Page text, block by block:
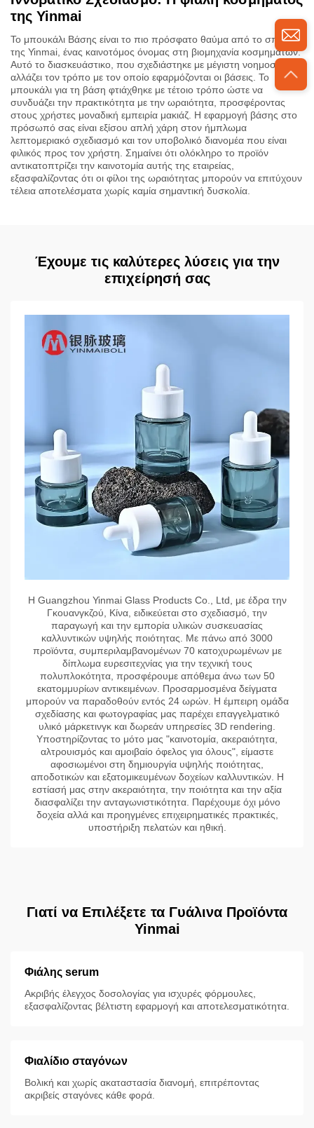
της Yinmai
Το μπουκάλι Βάσης είναι το πιο πρόσφατο θαύμα από το σπίτι
της Yinmai, ένας καινοτόμος όνομας στη βιομηχανία κοσμημάτων.
Αυτό το διασκευάστικο, που σχεδιάστηκε με μέγιστη νοημοσύνη,
αλλάζει τον τρόπο με τον οποίο εφαρμόζονται οι βάσεις. Το
μπουκάλι για τη βάση φτιάχθηκε με τέτοιο τρόπο ώστε να
συνδυάζει την πρακτικότητα με την ωραιότητα, προσφέροντας
στους χρήστες μοναδική εμπειρία μακιάζ. Η εφαρμογή βάσης στο
πρόσωπό σας είναι εξίσου απλή χάρη στον ήμπλωμα
λεπτομεριακό σχεδιασμό και τον υποβολικό διανομέα που είναι
φιλικός προς τον χρήστη. Σημαίνει ότι ολόκληρο το προϊόν
αντικατοπτρίζει την καινοτομία αυτής της εταιρείας,
εξασφαλίζοντας ότι οι φίλοι της ωραιότητας μπορούν να επιτύχουν
τέλεια αποτελέσματα χωρίς καμία σημαντική δυσκολία.
Έχουμε τις καλύτερες λύσεις για την
επιχείρησή σας
Η Guangzhou Yinmai Glass Products Co., Ltd, με έδρα την
Γκουανγκζού, Κίνα, ειδικεύεται στο σχεδιασμό, την
παραγωγή και την εμπορία υλικών συσκευασίας
καλλυντικών υψηλής ποιότητας. Με πάνω από 3000
προϊόντα, συμπεριλαμβανομένων 70 κατοχυρωμένων με
δίπλωμα ευρεσιτεχνίας για την τεχνική τους
πολυπλοκότητα, προσφέρουμε απόθεμα άνω των 50
εκατομμυρίων αντικειμένων. Προσαρμοσμένα δείγματα
μπορούν να παραδοθούν εντός 24 ωρών. Η έμπειρη ομάδα
σχεδίασης και φωτογραφίας μας παρέχει επαγγελματικό
υλικό μάρκετινγκ και δωρεάν υπηρεσίες 3D rendering.
Υποστηρίζοντας το μότο μας "καινοτομία, ακεραιότητα,
αλτρουισμός και αμοιβαίο όφελος για όλους", είμαστε
αφοσιωμένοι στη δημιουργία υψηλής ποιότητας,
αποδοτικών και εξατομικευμένων δοχείων καλλυντικών. Η
εστίασή μας στην ακεραιότητα, την ποιότητα και την αξία
διασφαλίζει την ανταγωνιστικότητα. Παρέχουμε όχι μόνο
δοχεία αλλά και προηγμένες επιχειρηματικές πρακτικές,
υποστήριξη πελατών και ηθική.
Γιατί να Επιλέξετε τα Γυάλινα Προϊόντα
Yinmai
Φιάλης serum
Ακριβής έλεγχος δοσολογίας για ισχυρές φόρμουλες,
εξασφαλίζοντας βέλτιστη εφαρμογή και αποτελεσματικότητα.
Φιαλίδιο σταγόνων
Βολική και χωρίς ακαταστασία διανομή, επιτρέποντας
ακριβείς σταγόνες κάθε φορά.